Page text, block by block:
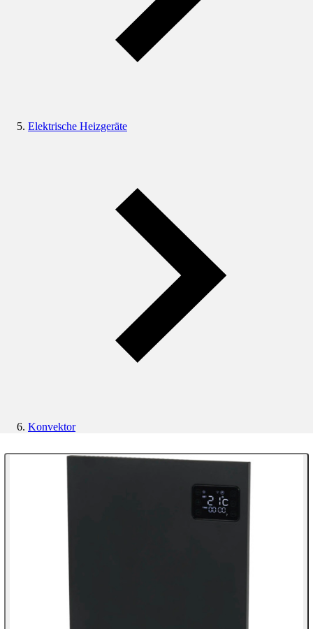
Elektrische Heizgeräte
Konvektor